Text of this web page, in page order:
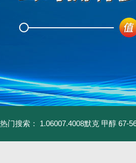
热门搜索： 1.06007.4008默克 甲醇 67-